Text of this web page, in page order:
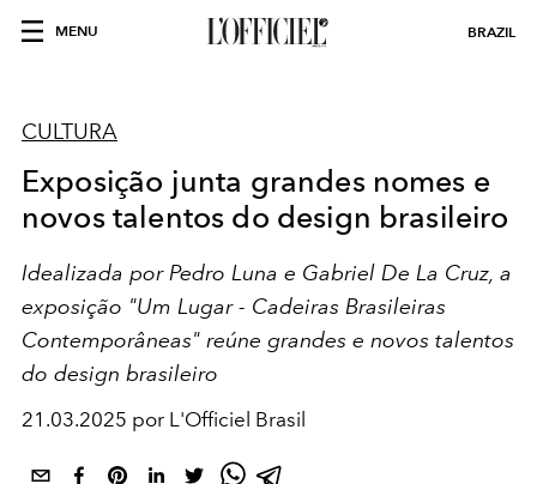
MENU BRAZIL
CULTURA
Exposição junta grandes nomes e
novos talentos do design brasileiro
Idealizada por Pedro Luna e Gabriel De La Cruz, a
exposição "Um Lugar - Cadeiras Brasileiras
Contemporâneas" reúne grandes e novos talentos
do design brasileiro
21.03.2025 por L'Officiel Brasil